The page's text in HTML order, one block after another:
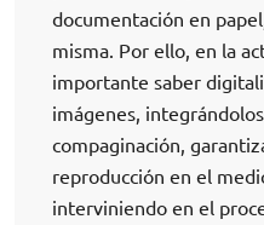
documentación en
misma. Por ello, en la
importante saber
imágenes,
compaginación,
reproducción en el
interviniendo en el